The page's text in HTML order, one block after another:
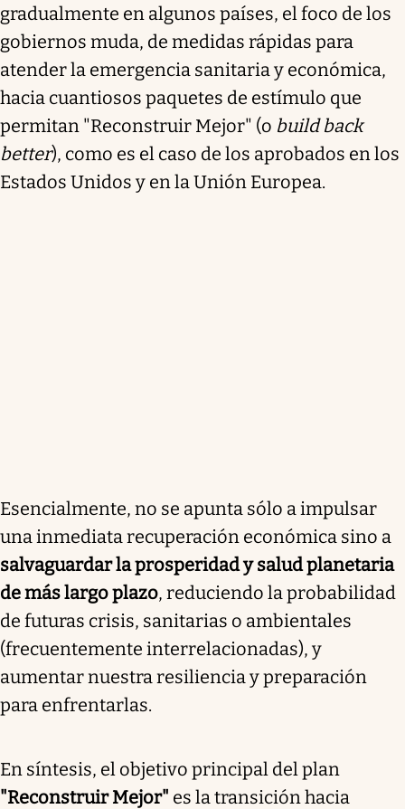
gradualmente en algunos países, el foco de los
gobiernos muda, de medidas rápidas para
atender la emergencia sanitaria y económica,
hacia cuantiosos paquetes de estímulo que
permitan "Reconstruir Mejor" (o build back
better), como es el caso de los aprobados en los
Estados Unidos y en la Unión Europea.
Esencialmente, no se apunta sólo a impulsar
una inmediata recuperación económica sino a
salvaguardar la prosperidad y salud planetaria
de más largo plazo, reduciendo la probabilidad
de futuras crisis, sanitarias o ambientales
(frecuentemente interrelacionadas), y
aumentar nuestra resiliencia y preparación
para enfrentarlas.
En síntesis, el objetivo principal del plan
"Reconstruir Mejor" es la transición hacia